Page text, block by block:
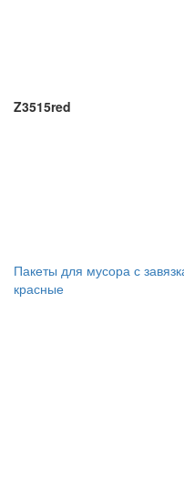
Z3515red
Пакеты для мусора с
красные